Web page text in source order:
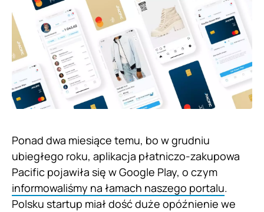
Ponad dwa miesiące temu, bo w grudniu
ubiegłego roku, aplikacja płatniczo-zakupowa
Pacific pojawiła się w Google Play, o czym
informowaliśmy na łamach naszego portalu.
Polsku startup miał dość duże opóźnienie we